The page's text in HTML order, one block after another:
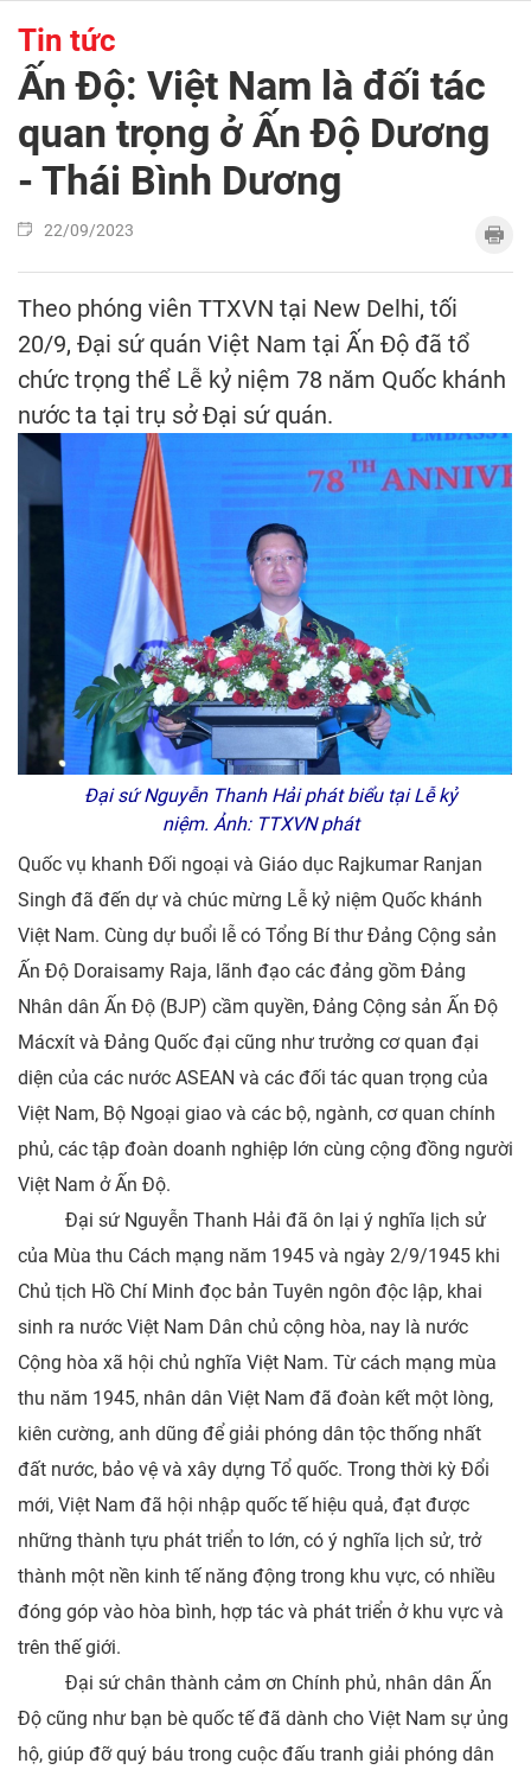
Tin tức
Ấn Độ: Việt Nam là đối tác
quan trọng ở Ấn Độ Dương
- Thái Bình Dương
22/09/2023
Theo phóng viên TTXVN tại New Delhi, tối
20/9, Đại sứ quán Việt Nam tại Ấn Độ đã tổ
chức trọng thể Lễ kỷ niệm 78 năm Quốc khánh
nước ta tại trụ sở Đại sứ quán.
Đại sứ Nguyễn Thanh Hải phát biểu tại Lễ kỷ
niệm. Ảnh: TTXVN phát
Quốc vụ khanh Đối ngoại và Giáo dục Rajkumar Ranjan
Singh đã đến dự và chúc mừng Lễ kỷ niệm Quốc khánh
Việt Nam. Cùng dự buổi lễ có Tổng Bí thư Đảng Cộng sản
Ấn Độ Doraisamy Raja, lãnh đạo các đảng gồm Đảng
Nhân dân Ấn Độ (BJP) cầm quyền, Đảng Cộng sản Ấn Độ
Mácxít và Đảng Quốc đại cũng như trưởng cơ quan đại
diện của các nước ASEAN và các đối tác quan trọng của
Việt Nam, Bộ Ngoại giao và các bộ, ngành, cơ quan chính
phủ, các tập đoàn doanh nghiệp lớn cùng cộng đồng người
Việt Nam ở Ấn Độ.
Đại sứ Nguyễn Thanh Hải đã ôn lại ý nghĩa lịch sử
của Mùa thu Cách mạng năm 1945 và ngày 2/9/1945 khi
Chủ tịch Hồ Chí Minh đọc bản Tuyên ngôn độc lập, khai
sinh ra nước Việt Nam Dân chủ cộng hòa, nay là nước
Cộng hòa xã hội chủ nghĩa Việt Nam. Từ cách mạng mùa
thu năm 1945, nhân dân Việt Nam đã đoàn kết một lòng,
kiên cường, anh dũng để giải phóng dân tộc thống nhất
đất nước, bảo vệ và xây dựng Tổ quốc. Trong thời kỳ Đổi
mới, Việt Nam đã hội nhập quốc tế hiệu quả, đạt được
những thành tựu phát triển to lớn, có ý nghĩa lịch sử, trở
thành một nền kinh tế năng động trong khu vực, có nhiều
đóng góp vào hòa bình, hợp tác và phát triển ở khu vực và
trên thế giới.
Đại sứ chân thành cảm ơn Chính phủ, nhân dân Ấn
Độ cũng như bạn bè quốc tế đã dành cho Việt Nam sự ủng
hộ, giúp đỡ quý báu trong cuộc đấu tranh giải phóng dân